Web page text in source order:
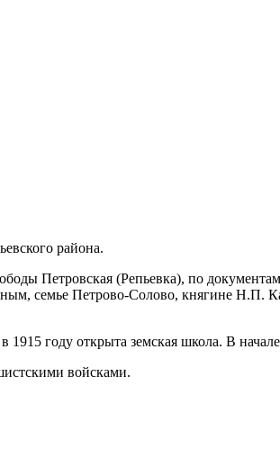
района.
Петровская (Репьевка), по
семье Петрово-Солово, княгине Н.П.
году открыта земская школа. В
войсками.